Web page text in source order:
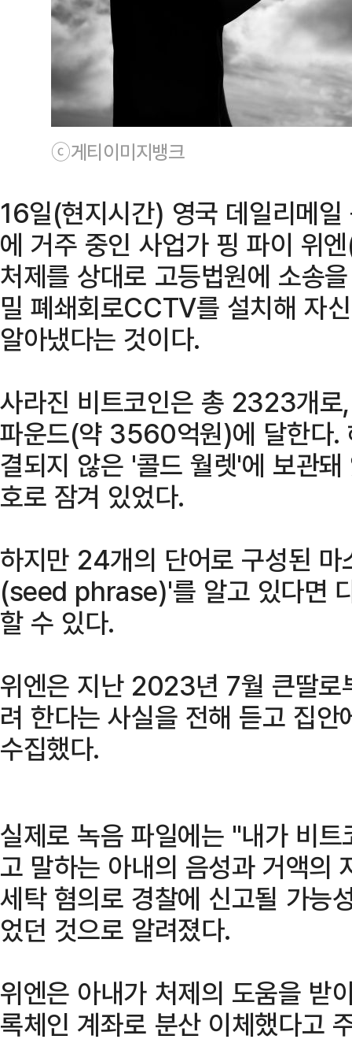
ⓒ게티이미지뱅크
16일(현지시간) 영국 데일리메
에 거주 중인 사업가 핑 파이 위
처제를 상대로 고등법원에 소송
밀 폐쇄회로CCTV를 설치해 자
알아냈다는 것이다.
사라진 비트코인은 총 2323개
파운드(약 3560억원)에 달한다.
결되지 않은 '콜드 월렛'에 보관
호로 잠겨 있었다.
하지만 24개의 단어로 구성된
(seed phrase)'를 알고 있다면
할 수 있다.
위엔은 지난 2023년 7월 큰딸로
려 한다는 사실을 전해 듣고 집
수집했다.
실제로 녹음 파일에는 "내가 비
고 말하는 아내의 음성과 거액의
세탁 혐의로 경찰에 신고될 가능
었던 것으로 알려졌다.
위엔은 아내가 처제의 도움을 받
록체인 계좌로 분산 이체했다고